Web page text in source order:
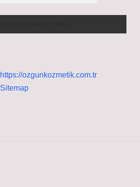
https://ozgunkozmetik.com.tr
Sitemap